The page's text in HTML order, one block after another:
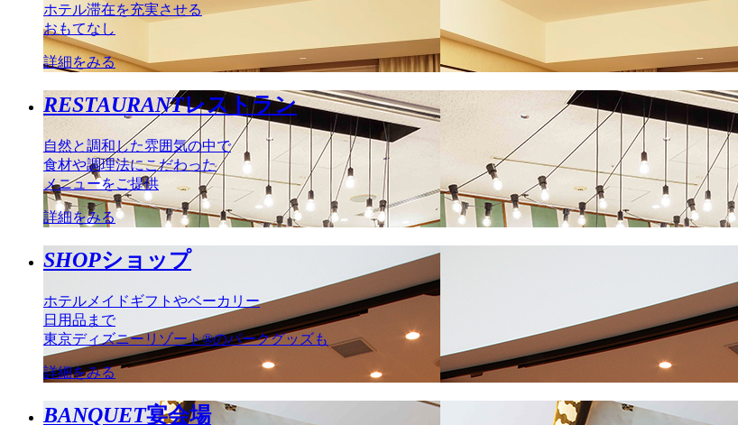
ホテル滞在を充実させる
おもてなし
詳細をみる
RESTAURANTレストラン
自然と調和した雰囲気の中で
食材や調理法にこだわった
メニューをご提供
詳細をみる
SHOPショップ
ホテルメイドギフトやベーカリー
日用品まで
東京ディズニーリゾート®のパークグッズも
詳細をみる
BANQUET宴会場